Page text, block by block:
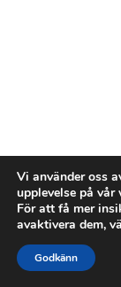
Vi använder oss
upplevelse på vår
För att få mer
avaktivera dem,
Godkänn